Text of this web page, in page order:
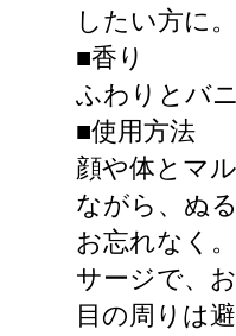
したい方に。
■香り
ふわりとバ
■使用方法
顔や体とマ
ながら、ぬ
お忘れなく
サージで、
目の周りは